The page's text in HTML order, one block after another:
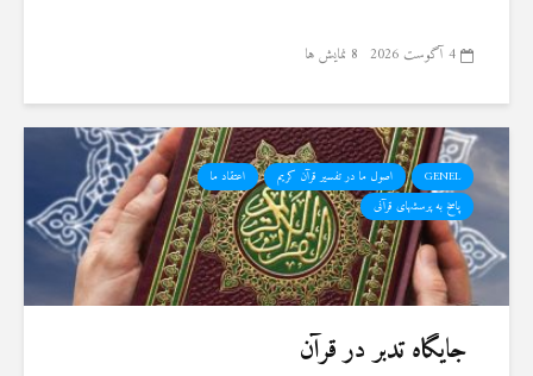
4 آگوست 2026 8 نمایش ها
GENEL اصول ما در تفسیر قرآن کریم
اعتقاد ما
پاسخ به پرسشهای قرآنی
جایگاه تدبر در قرآن